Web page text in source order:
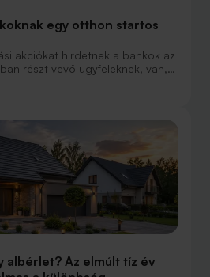
egy otthon startos
akciókat hirdetnek a bankok az
részt vevő ügyfeleknek, van,
forint jóváírást is össze lehet
albérlet? Az elmúlt tíz év